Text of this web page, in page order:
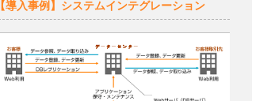
【導入事例】システムインテグレーション